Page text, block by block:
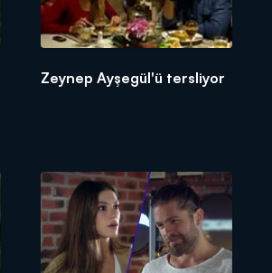
Zeynep Ayşegül'ü tersliyor